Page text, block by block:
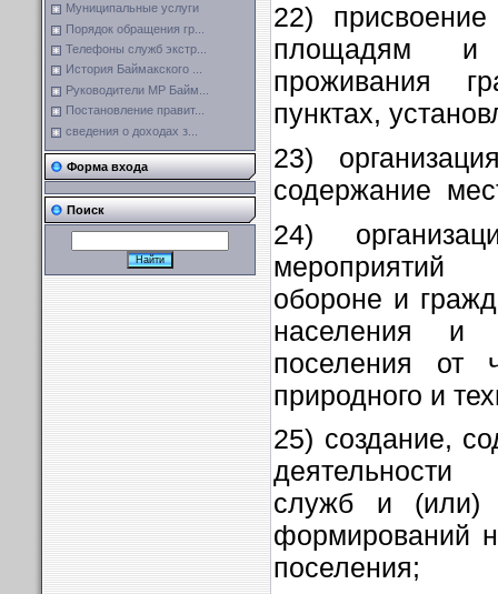
Муниципальные услуги
Порядок обращения гр...
Телефоны служб экстр...
История Баймакского ...
Руководители МР Байм...
Постановление правит...
сведения о доходах з...
Форма входа
Поиск
22)
площадям и
проживания
пунктах,
23)
содержание
24)
мероприятий
обороне и
населения и
поселения от
природного и
25) создание,
деятельности
служб и (или)
формирований
поселения;